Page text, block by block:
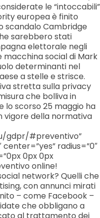
le “intoccabili”
europea è finito
scandalo Cambridge
sarebbero stati
elettorale negli
macchina social di Mark
determinanti nel
a stelle e strisce.
stretta sulla privacy
che bolliva in
lo scorso 25 maggio ha
della normativa
gdpr/#preventivo”
center=”yes” radius=”0″
0px 0px
online!
network? Quelli che
con annunci mirati
– come Facebook –
che obbligano a
al trattamento dei